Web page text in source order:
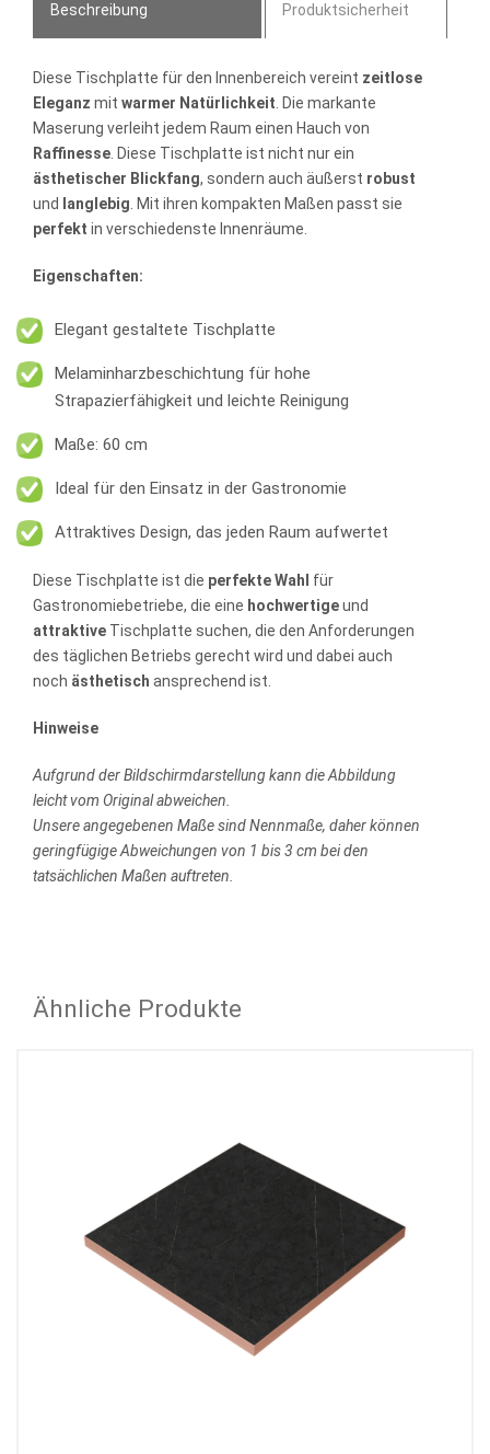
Beschreibung Produktsicherheit
Diese Tischplatte für den Innenbereich vereint zeitlose
Eleganz mit warmer Natürlichkeit. Die markante
Maserung verleiht jedem Raum einen Hauch von
Raffinesse. Diese Tischplatte ist nicht nur ein
ästhetischer Blickfang, sondern auch äußerst robust
und
langlebig. Mit ihren kompakten Maßen passt sie
perfekt in verschiedenste Innenräume.
Eigenschaften:
Elegant gestaltete Tischplatte
Melaminharzbeschichtung für hohe
Strapazierfähigkeit und leichte Reinigung
Maße: 60 cm
Ideal für den Einsatz in der Gastronomie
Attraktives Design, das jeden Raum aufwertet
Diese Tischplatte ist die perfekte Wahl für
Gastronomiebetriebe, die eine hochwertigeund
attraktive Tischplatte suchen, die den Anforderungen
des täglichen Betriebs gerecht wird und dabei auch
noch ästhetisch ansprechend ist.
Hinweise
Aufgrund der Bildschirmdarstellung kann die Abbildung
leicht vom Original abweichen.
Unsere angegebenen Maße sind Nennmaße, daher können
geringfügige Abweichungen von 1 bis 3 cm bei den
tatsächlichen Maßen auftreten.
Ähnliche Produkte